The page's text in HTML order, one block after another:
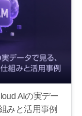
AIの実デー
みと活用事例